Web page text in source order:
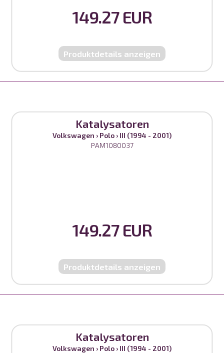
149.27 EUR
Produktdetails anzeigen
Katalysatoren
Volkswagen › Polo › III (1994 - 2001)
PAM1080037
149.27 EUR
Produktdetails anzeigen
Katalysatoren
Volkswagen › Polo › III (1994 - 2001)